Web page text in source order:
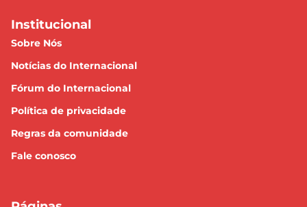
Institucional
Sobre Nós
Notícias do Internacional
Fórum do Internacional
Política de privacidade
Regras da comunidade
Fale conosco